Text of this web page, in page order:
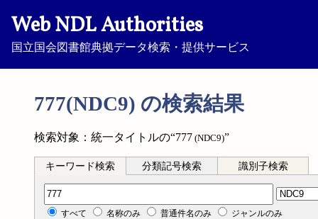
Web NDL Authorities
国立国会図書館典拠データ検索・提供サービス
777(NDC9) の検索結果
検索対象：統一タイトルの“777 (NDC9)”
キーワード検索 分類記号検索 識別子検索
分類記号検索
すべて 名称のみ 普通件名のみ ジャンルのみ